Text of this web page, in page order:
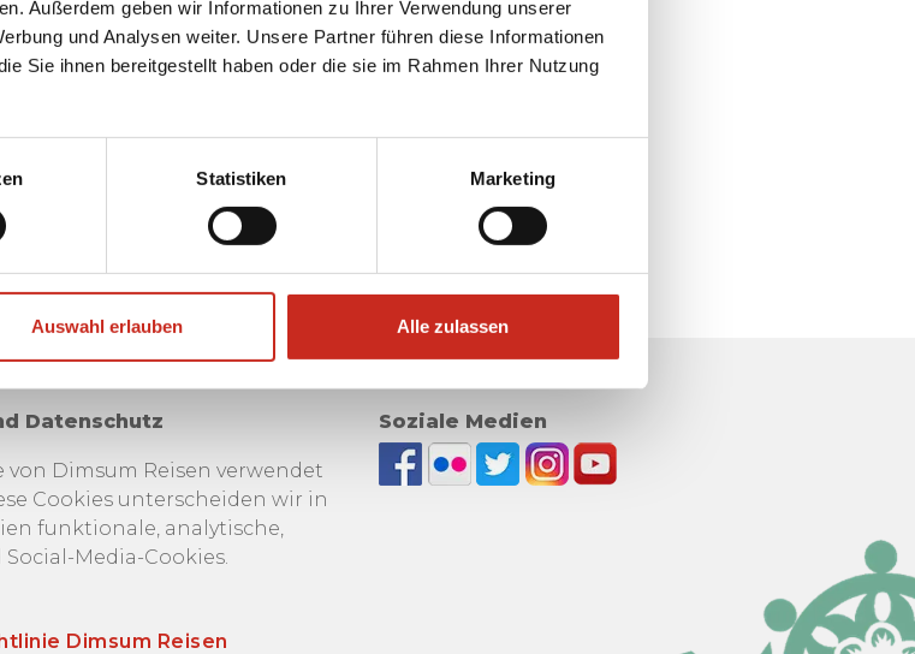
Außerdem geben wir Informationen zu Ihrer Verwendung unserer
und Analysen weiter. Unsere Partner führen diese Informationen
Sie ihnen bereitgestellt haben oder die sie im Rahmen Ihrer Nutzung
Statistiken Marketing
Auswahl erlauben Alle zulassen
Datenschutz
von Dimsum Reisen verwendet
Cookies unterscheiden wir in
funktionale, analytische,
Media-Cookies.
Dimsum Reisen
Soziale Medien